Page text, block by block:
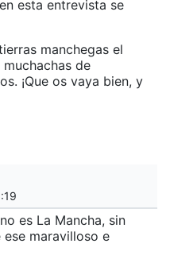
esta entrevista se
manchegas el
de
¡Que os vaya bien, y
es La Mancha, sin
maravilloso e